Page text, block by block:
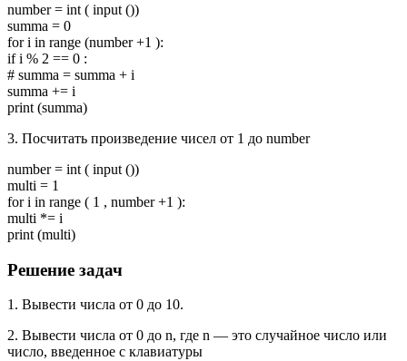
number = int ( input ())
summa = 0
for i in range (number +1 ):
if i % 2 == 0 :
# summa = summa + i
summa += i
print (summa)
3. Посчитать произведение чисел от 1 до number
number = int ( input ())
multi = 1
for i in range ( 1 , number +1 ):
multi *= i
print (multi)
Решение задач
1. Вывести числа от 0 до 10.
2. Вывести числа от 0 до n, где n — это случайное число или
число, введенное с клавиатуры